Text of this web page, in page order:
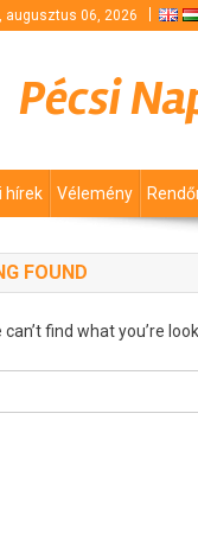
augusztus 06, 2026
Pécsi
hírek Vélemény
FOUND
can’t find what you’re